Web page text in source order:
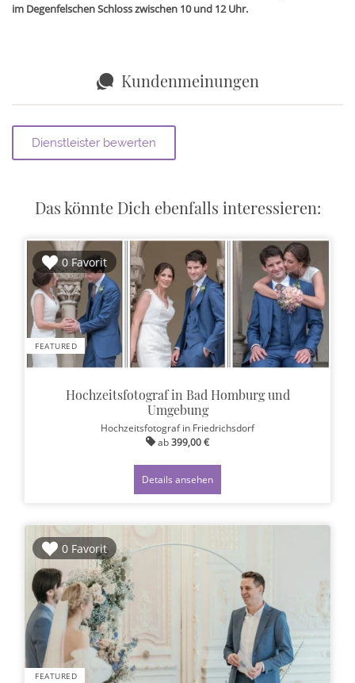
im Degenfelschen Schloss zwischen 10 und 12 Uhr.
Kundenmeinungen
Das könnte Dich ebenfalls interessieren:
0 Favorit
FEATURED
Hochzeitsfotograf in Bad Homburg und
Umgebung
Hochzeitsfotografin Friedrichsdorf
ab399,00 €
Details ansehen
0 Favorit
FEATURED